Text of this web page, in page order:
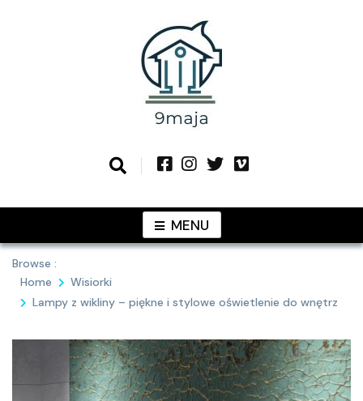
9MAJApomysłami
MENU
Browse :
Home
Wisiorki
Lampy z wikliny – piękne i stylowe oświetlenie do wnętrz